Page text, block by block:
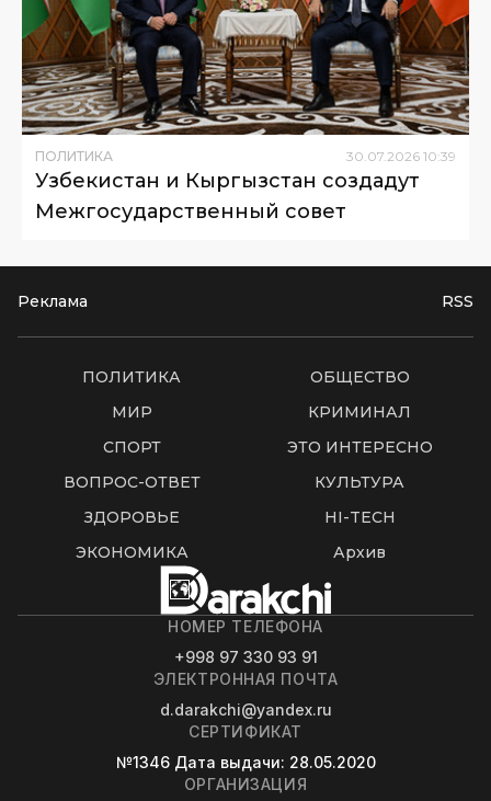
ПОЛИТИКА 30 07 2026 10:39
Узбекистан и Кыргызстан создадут
Межгосударственный совет
Реклама RSS
ПОЛИТИКА
ОБЩЕСТВО
МИР
КРИМИНАЛ
СПОРТ
ЭТО ИНТЕРЕСНО
ВОПРОС-ОТВЕТ
КУЛЬТУРА
ЗДОРОВЬЕ
HI-TECH
ЭКОНОМИКА
Архив
НОМЕР ТЕЛЕФОНА
+998 97 330 93 91
ЭЛЕКТРОННАЯ ПОЧТА
d.darakchi@yandex.ru
СЕРТИФИКАТ
№1346 Дата выдачи: 28.05.2020
ОРГАНИЗАЦИЯ